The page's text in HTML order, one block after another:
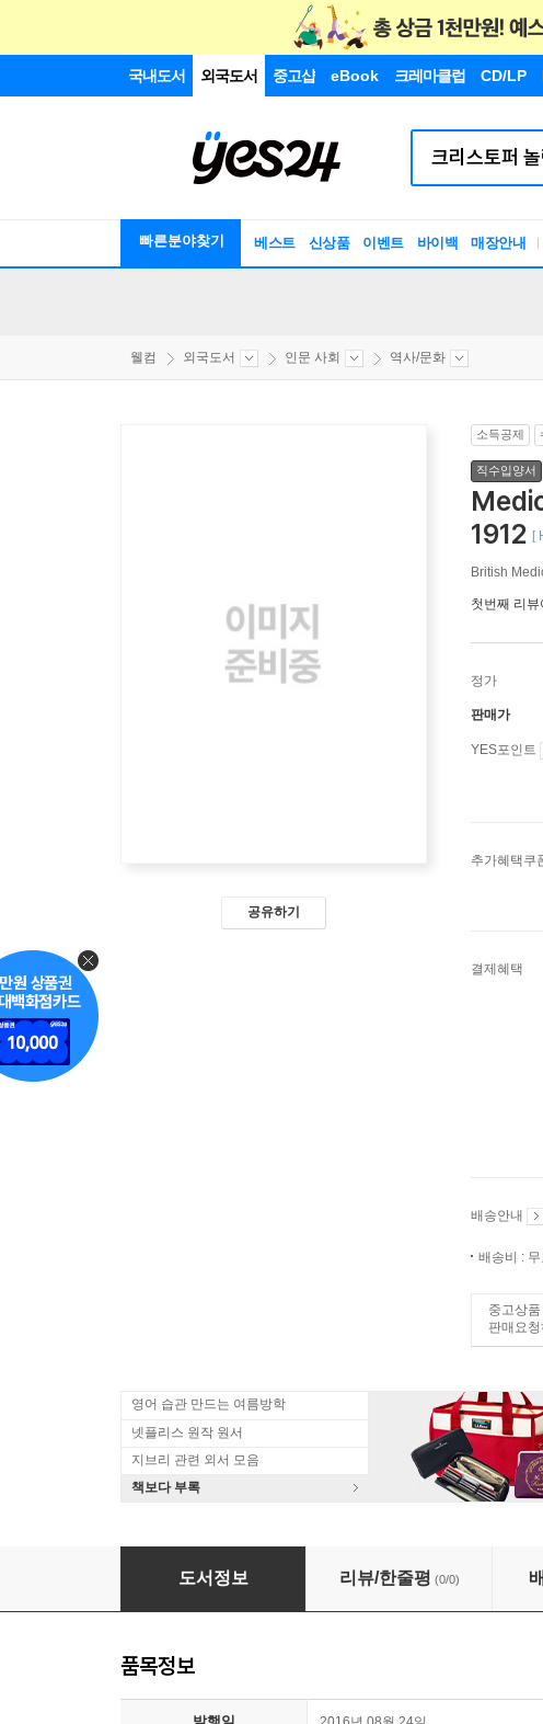
국내도서 외국도서 중고샵 eBook 크레마클럽 CD/LP
빠른분야찾기 베스트 신상품 이벤트 바이백 매장안내
웰컴 외국도서 인문 사회 역사/문화
공유하기
소득공제
직수입양서
1912 [
British
첫번째 리
정가
판매가
YES포인트
추가혜택쿠
결제혜택
배송안내
배송비 : 무
중고상품
판매요청
영어 습관 만드는 여름방학
넷플리스 원작 원서
지브리 관련 외서 모음
책보다 부록
Anglo-Saxon Leechcraft: An Historical Sketch of
도서정보 리뷰/한줄평 (0/0)
품목정보